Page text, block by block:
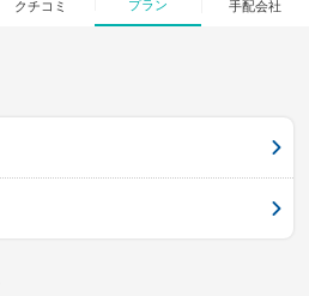
クチコミ プラン 手配会社